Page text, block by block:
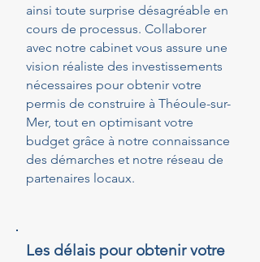
ainsi toute surprise désagréable en
cours de processus. Collaborer
avec notre cabinet vous assure une
vision réaliste des investissements
nécessaires pour obtenir votre
permis de construire à Théoule-sur-
Mer, tout en optimisant votre
budget grâce à notre connaissance
des démarches et notre réseau de
partenaires locaux.
Les délais pour obtenir votre